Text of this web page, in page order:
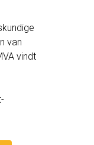
van
vindt